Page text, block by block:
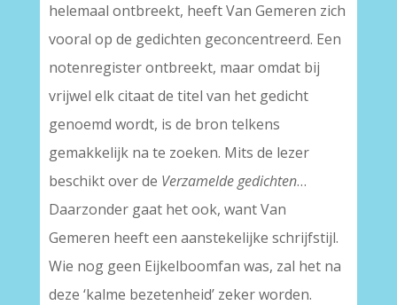
helemaal ontbreekt, heeft Van Gemeren zich
vooral op de gedichten geconcentreerd. Een
notenregister ontbreekt, maar omdat bij
vrijwel elk citaat de titel van het gedicht
genoemd wordt, is de bron telkens
gemakkelijk na te zoeken. Mits de lezer
beschikt over de Verzamelde gedichten…
Daarzonder gaat het ook, want Van
Gemeren heeft een aanstekelijke schrijfstijl.
Wie nog geen Eijkelboomfan was, zal het na
deze ‘kalme bezetenheid’ zeker worden.